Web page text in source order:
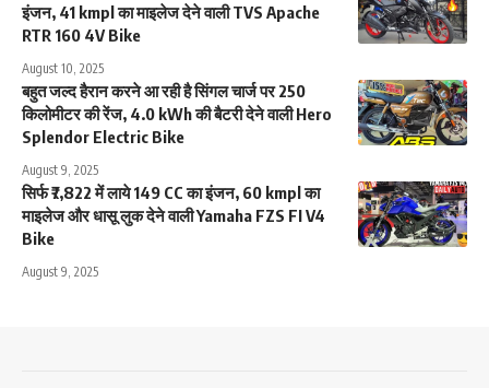
इंजन, 41 kmpl का माइलेज देने वाली TVS Apache
RTR 160 4V Bike
August 10, 2025
बहुत जल्द हैरान करने आ रही है सिंगल चार्ज पर 250
किलोमीटर की रेंज, 4.0 kWh की बैटरी देने वाली Hero
Splendor Electric Bike
August 9, 2025
सिर्फ ₹7,822 में लाये 149 CC का इंजन, 60 kmpl का
माइलेज और धासू लुक देने वाली Yamaha FZS FI V4
Bike
August 9, 2025